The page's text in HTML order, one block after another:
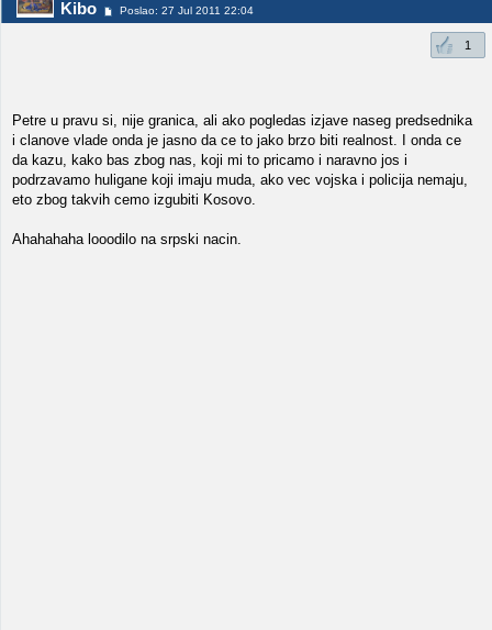
Kibo Poslao: 27 Jul 2011 22:04
1
Petre u pravu si, nije granica, ali ako pogledas izjave naseg predsednika
i clanove vlade onda je jasno da ce to jako brzo biti realnost. I onda ce
da kazu, kako bas zbog nas, koji mi to pricamo i naravno jos i
podrzavamo huligane koji imaju muda, ako vec vojska i policija nemaju,
eto zbog takvih cemo izgubiti Kosovo.
Ahahahaha looodilo na srpski nacin.